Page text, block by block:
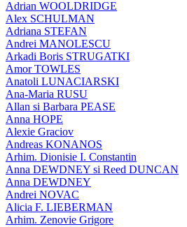
Adrian WOOLDRIDGE
Alex SCHULMAN
Adriana STEFAN
Andrei MANOLESCU
Arkadi Boris STRUGATKI
Amor TOWLES
Anatoli LUNACIARSKI
Ana-Maria RUSU
Allan si Barbara PEASE
Anna HOPE
Alexie Graciov
Andreas KONANOS
Arhim. Dionisie I. Constantin
Anna DEWDNEY si Reed DUNCAN
Anna DEWDNEY
Andrei NOVAC
Alicia F. LIEBERMAN
Arhim. Zenovie Grigore